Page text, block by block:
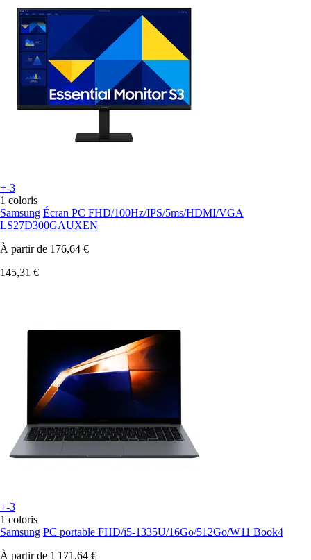
+-3
1 coloris
Samsung Écran PC FHD/100Hz/IPS/5ms/HDMI/VGA
LS27D300GAUXEN
À partir de 176,64 €
145,31 €
+-3
1 coloris
Samsung PC portable FHD/i5-1335U/16Go/512Go/W11 Book4
À partir de 1 171,64 €